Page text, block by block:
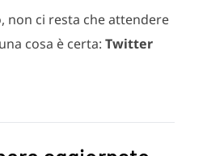
non ci resta che attendere
cosa è certa: Twitter